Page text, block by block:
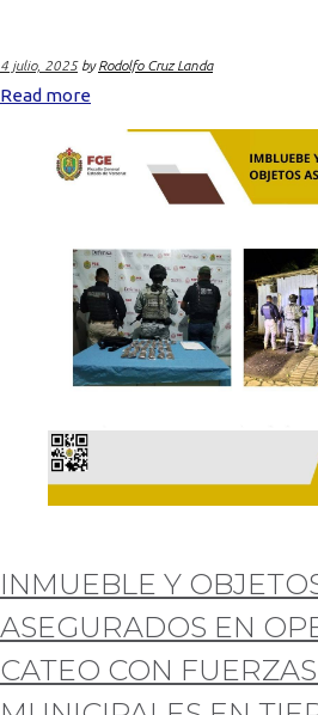
4 julio, 2025 byRodolfo Cruz Landa
Read more
INMUEBLE Y
ASEGURADOS EN
CATEO CON